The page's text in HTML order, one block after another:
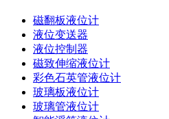
磁翻板液位计
液位变送器
液位控制器
磁致伸缩液位计
彩色石英管液位计
玻璃板液位计
玻璃管液位计